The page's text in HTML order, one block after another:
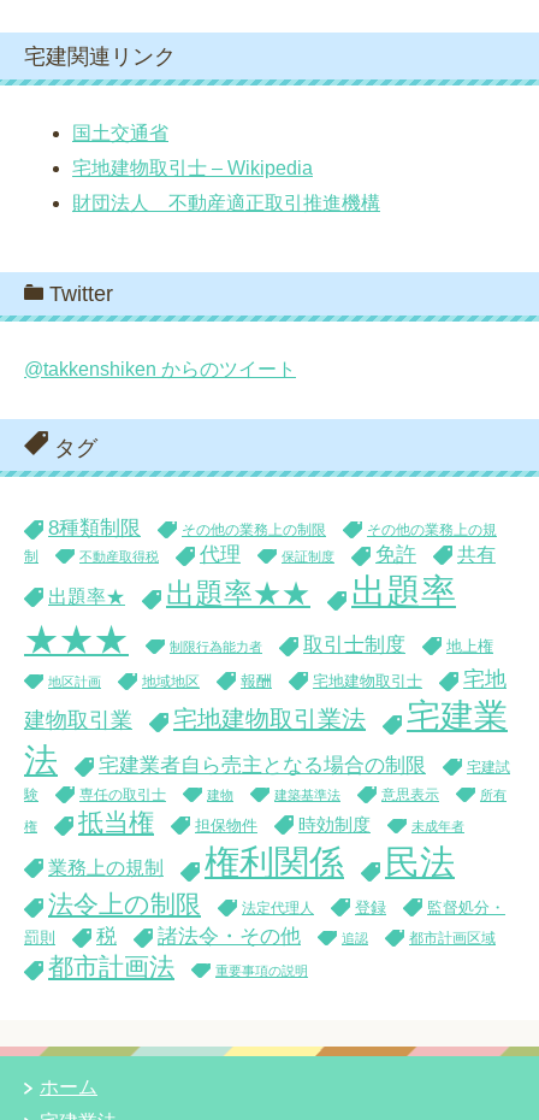
宅建関連リンク
国土交通省
宅地建物取引士 – Wikipedia
財団法人 不動産適正取引推進機構
Twitter
@takkenshiken からのツイート
タグ
8種類制限 その他の業務上の制限
その他の業務上の規
制
不動産取得税 代理 保証制度 免許 共有
出題率★ 出題率★★
出題率
★★★
制限行為能力者 取引士制度 地上権
地区計画 地域地区 報酬 宅地建物取引士
宅地
建物取引業
宅地建物取引業法
宅建業
法
宅建業者自ら売主となる場合の制限
宅建試
験
専任の取引士 建物 建築基準法 意思表示 所有
権 抵当権 担保物件 時効制度 未成年者
業務上の規制 権利関係 民法
法令上の制限 法定代理人 登録
監督処分・
罰則
税 諸法令・その他 追認 都市計画区域
都市計画法 重要事項の説明
ホーム